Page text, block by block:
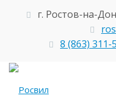
г. Ростов-на-
8 (863) 311-